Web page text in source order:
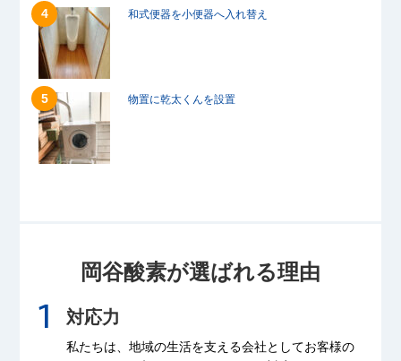
和式便器を小便器へ入れ替え
物置に乾太くんを設置
岡谷酸素が選ばれる理由
対応力
私たちは、地域の生活を支える会社としてお客様の